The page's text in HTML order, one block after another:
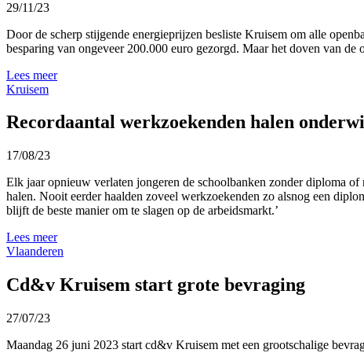
29/11/23
Door de scherp stijgende energieprijzen besliste Kruisem om alle
besparing van ongeveer 200.000 euro gezorgd. Maar het doven van
Lees meer
Kruisem
Recordaantal werkzoekenden halen
17/08/23
Elk jaar opnieuw verlaten jongeren de schoolbanken zonder diploma
halen. Nooit eerder haalden zoveel werkzoekenden zo alsnog een
blijft de beste manier om te slagen op de arbeidsmarkt.’
Lees meer
Vlaanderen
Cd&v Kruisem start grote bevraging
27/07/23
Maandag 26 juni 2023 start cd&v Kruisem met een grootschalige